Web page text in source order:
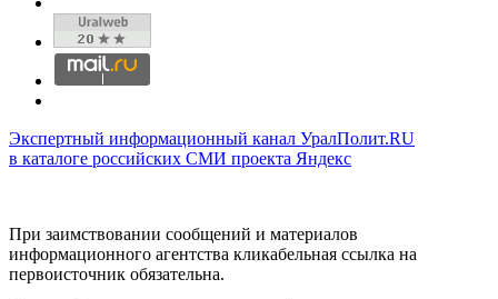
Экспертный информационный канал УралПолит.RU
в каталоге российских СМИ проекта Яндекс
При заимствовании сообщений и материалов
информационного агентства кликабельная ссылка на
первоисточник обязательна.